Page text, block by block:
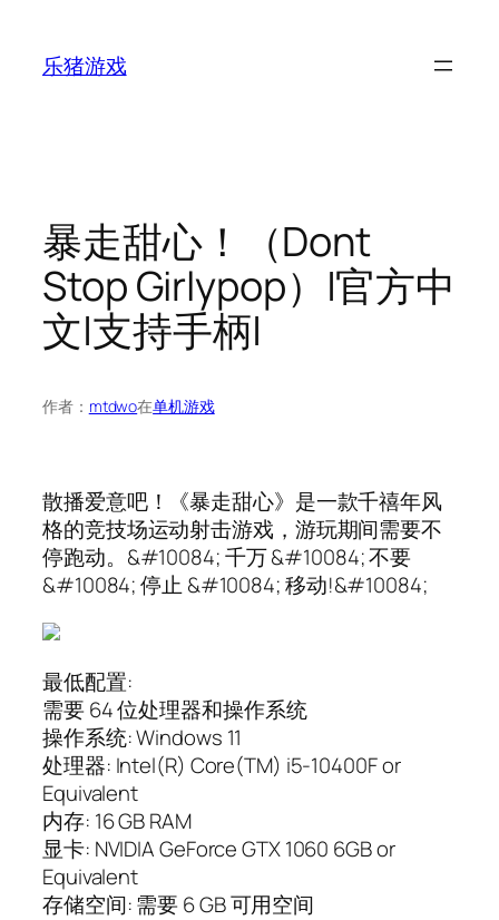
乐猪游戏
暴走甜心！（Dont
Stop Girlypop）|官方中
文|支持手柄|
作者： mtdwo在单机游戏
散播爱意吧！《暴走甜心》是一款千禧年风
格的竞技场运动射击游戏，游玩期间需要不
停跑动。&#10084; 千万 &#10084; 不要
&#10084; 停止 &#10084; 移动!&#10084;
最低配置:
需要 64 位处理器和操作系统
操作系统: Windows 11
处理器: Intel(R) Core(TM) i5-10400F or
Equivalent
内存: 16 GB RAM
显卡: NVIDIA GeForce GTX 1060 6GB or
Equivalent
存储空间: 需要 6 GB 可用空间